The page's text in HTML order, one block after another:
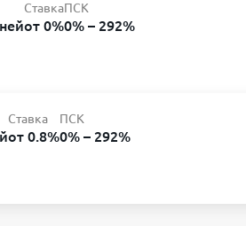
Ставка
от 0%
ПСК
0% – 292%
Ставка
от 0.8%
ПСК
0% – 292%